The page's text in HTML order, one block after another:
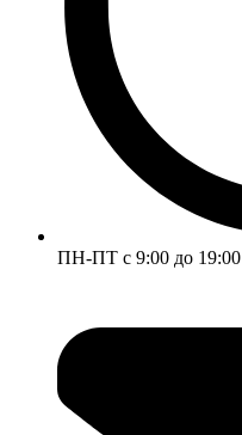
ПН-ПТ с 9:00 до 19:00